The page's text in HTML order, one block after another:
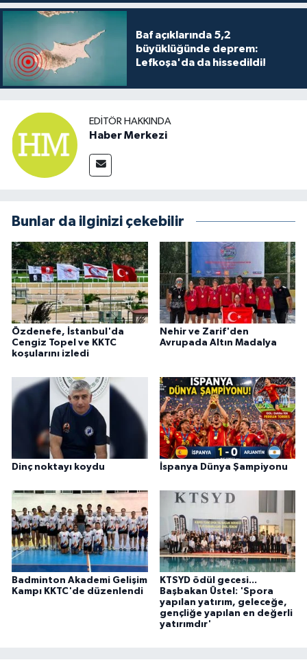
Baf açıklarında 5,2
büyüklüğünde deprem:
Lefkoşa'da da hissedildi!
EDITÖR HAKKINDA
Haber Merkezi
Bunlar da ilginizi çekebilir
Özdenefe, İstanbul'da
Cengiz Topel ve KKTC
koşularını izledi
Nehir ve Zarif'den
Avrupada Altın Madalya
Dinç noktayı koydu İspanya Dünya Şampiyonu
Badminton Akademi Gelişim
Kampı KKTC'de düzenlendi
KTSYD ödül gecesi...
Başbakan Üstel: 'Spora
yapılan yatırım, geleceğe,
gençliğe yapılan en değerli
yatırımdır'